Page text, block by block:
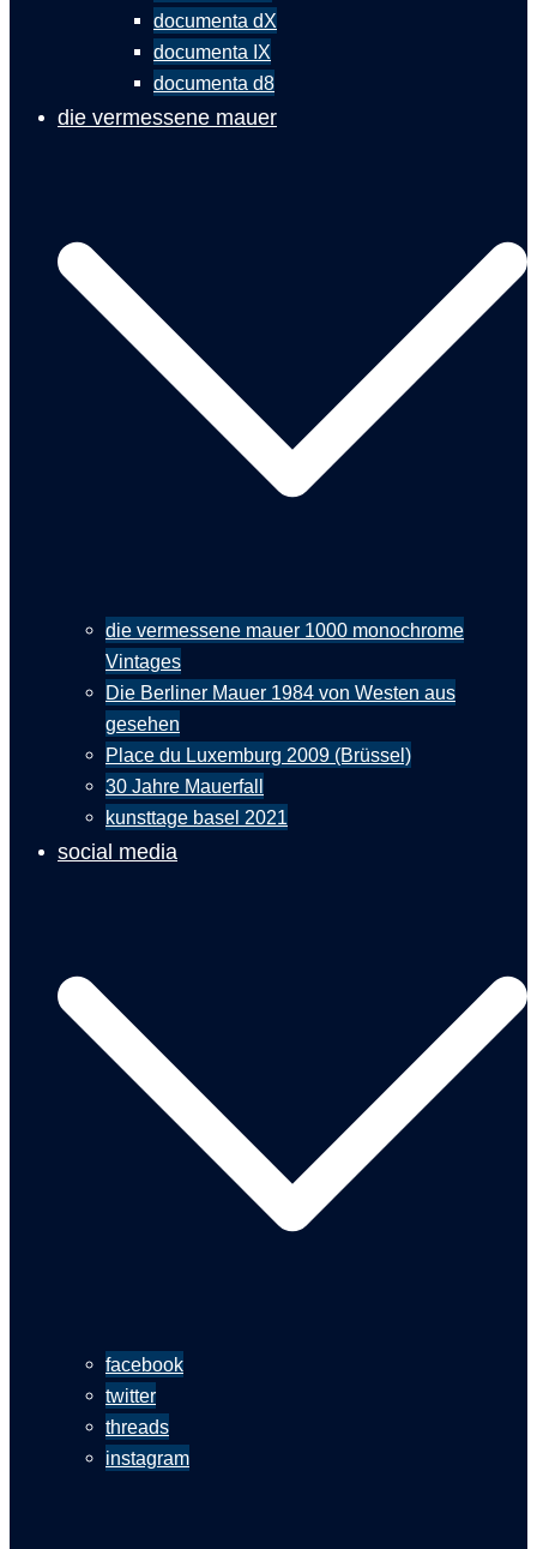
documenta dX
documenta IX
documenta d8
die vermessene mauer
die vermessene mauer 1000 monochrome
Vintages
Die Berliner Mauer 1984 von Westen aus
gesehen
Place du Luxemburg 2009 (Brüssel)
30 Jahre Mauerfall
kunsttage basel 2021
social media
facebook
twitter
threads
instagram